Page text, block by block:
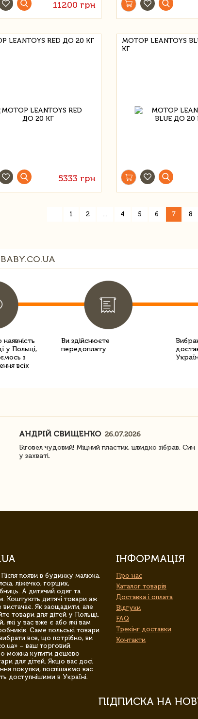
11200 грн
LEANTOYS RED ДО 20 КГ
5333 грн
МОТОР LEANTOYS
КГ
1 2 ... 4 5 6 7 8
у Польщі,
з
всіх
Ви здійснюєте
передоплату
АНДРІЙ СВИЩЕНКО 26.07.2026
Біговел чудовий! Міцний пластик, швидко зібрав. Син
у захваті.
появи в будинку малюка,
ліжечко, горщик,
А дитячий одяг та
Коштують дитячі товари аж
Як заощадити, але
товари для дітей у Польщі.
у вас вже є або які вам
Саме польські товари
все, що потрібно, ви
– ваш торговий
можна купити дешево
для дітей. Якщо вас досі
покупки, поспішаємо вас
доступнішими в Україні.
ІНФОРМАЦІЯ
Про нас
Каталог товарів
Доставка і оплата
Відгуки
FAQ
Трекінг доставки
Контакти
ПІДПИСКА НА